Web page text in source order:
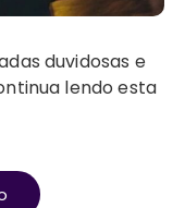
lendo esta